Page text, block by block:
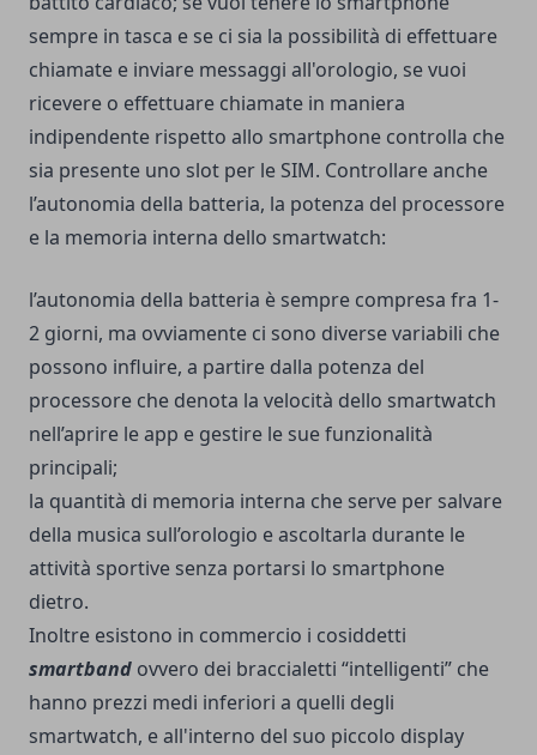
sempre in tasca e se ci sia la possibilità di effettuare
chiamate e inviare messaggi all'orologio, se vuoi
ricevere o effettuare chiamate in maniera
indipendente rispetto allo smartphone controlla che
sia presente uno slot per le SIM. Controllare anche
l’autonomia della batteria, la potenza del processore
e la memoria interna dello smartwatch:
l’autonomia della batteria è sempre compresa fra 1-
2 giorni, ma ovviamente ci sono diverse variabili che
possono influire, a partire dalla potenza del
processore che denota la velocità dello smartwatch
nell’aprire le app e gestire le sue funzionalità
principali;
la quantità di memoria interna che serve per salvare
della musica sull’orologio e ascoltarla durante le
attività sportive senza portarsi lo smartphone
dietro.
Inoltre esistono in commercio i cosiddetti
smartband ovvero dei braccialetti “intelligenti” che
hanno prezzi medi inferiori a quelli degli
smartwatch, e all'interno del suo piccolo display